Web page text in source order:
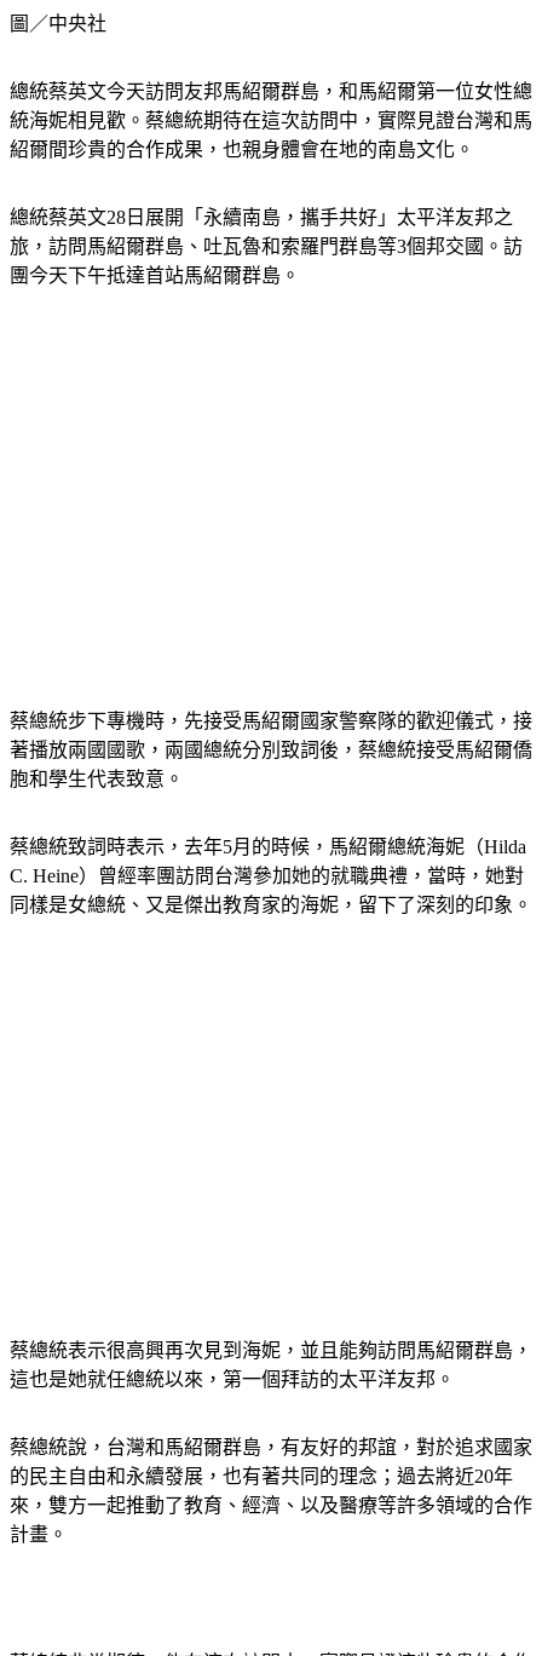
圖／中央社
總統蔡英文今天訪問友邦馬紹爾群島，和馬紹爾第一位女性總
統海妮相見歡。蔡總統期待在這次訪問中，實際見證台灣和馬
紹爾間珍貴的合作成果，也親身體會在地的南島文化。
總統蔡英文28日展開「永續南島，攜手共好」太平洋友邦之
旅，訪問馬紹爾群島、吐瓦魯和索羅門群島等3個邦交國。訪
團今天下午抵達首站馬紹爾群島。
蔡總統步下專機時，先接受馬紹爾國家警察隊的歡迎儀式，接
著播放兩國國歌，兩國總統分別致詞後，蔡總統接受馬紹爾僑
胞和學生代表致意。
蔡總統致詞時表示，去年5月的時候，馬紹爾總統海妮（Hilda
C. Heine）曾經率團訪問台灣參加她的就職典禮，當時，她對
同樣是女總統、又是傑出教育家的海妮，留下了深刻的印象。
蔡總統表示很高興再次見到海妮，並且能夠訪問馬紹爾群島，
這也是她就任總統以來，第一個拜訪的太平洋友邦。
蔡總統說，台灣和馬紹爾群島，有友好的邦誼，對於追求國家
的民主自由和永續發展，也有著共同的理念；過去將近20年
來，雙方一起推動了教育、經濟、以及醫療等許多領域的合作
計畫。